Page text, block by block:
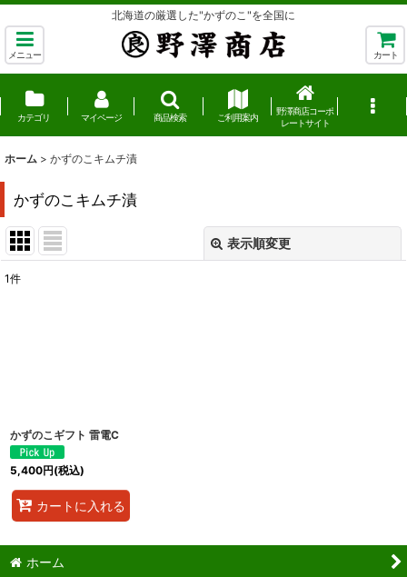
北海道の厳選した"かずのこ"を全国に
メニュー カート
カテゴリ マイページ 商品検索 ご利用案内
野澤商店コーポ
レートサイト
ホーム > かずのこキムチ漬
かずのこキムチ漬
表示順変更
1件
かずのこギフト 雷電C
5,400円(税込)
カートに入れる
ホーム